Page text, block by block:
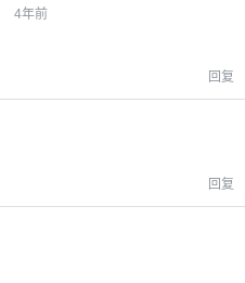
4年前
回复
回复